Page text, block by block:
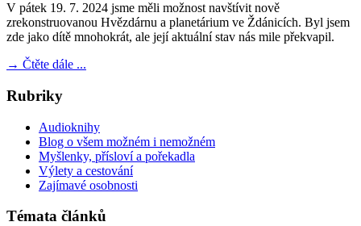
V pátek 19. 7. 2024 jsme měli možnost navštívit nově
zrekonstruovanou Hvězdárnu a planetárium ve Ždánicích. Byl jsem
zde jako dítě mnohokrát, ale její aktuální stav nás mile překvapil.
→ Čtěte dále ...
Rubriky
Audioknihy
Blog o všem možném i nemožném
Myšlenky, přísloví a pořekadla
Výlety a cestování
Zajímavé osobnosti
Témata článků